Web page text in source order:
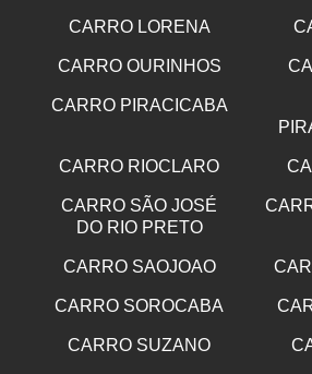
CARRO LORENA
CARRO OURINHOS
CARRO PIRACICABA
CARRO RIOCLARO
CARRO SÃO JOSÉ
DO RIO PRETO
CARRO SAOJOAO
CARRO SOROCABA
CARRO SUZANO